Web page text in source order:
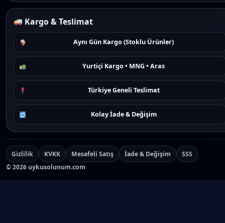
Kargo & Teslimat
Aynı Gün Kargo (Stoklu Ürünler)
Yurtiçi Kargo • MNG • Aras
Türkiye Geneli Teslimat
Kolay İade & Değişim
Gizlilik KVKK Mesafeli Satış İade & Değişim
SSS
©2026 uykusolunum.com